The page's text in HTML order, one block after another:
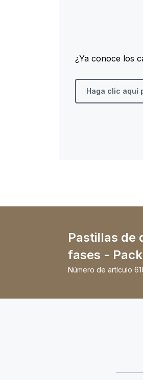
¿Ya conoce los
Haga clic aquí
Pastillas de
fases -
Número de artículo